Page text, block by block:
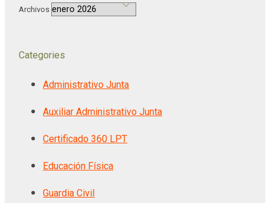
Archivos
Categories
Administrativo Junta
Auxiliar Administrativo Junta
Certificado 360 LPT
Educación Física
Guardia Civil